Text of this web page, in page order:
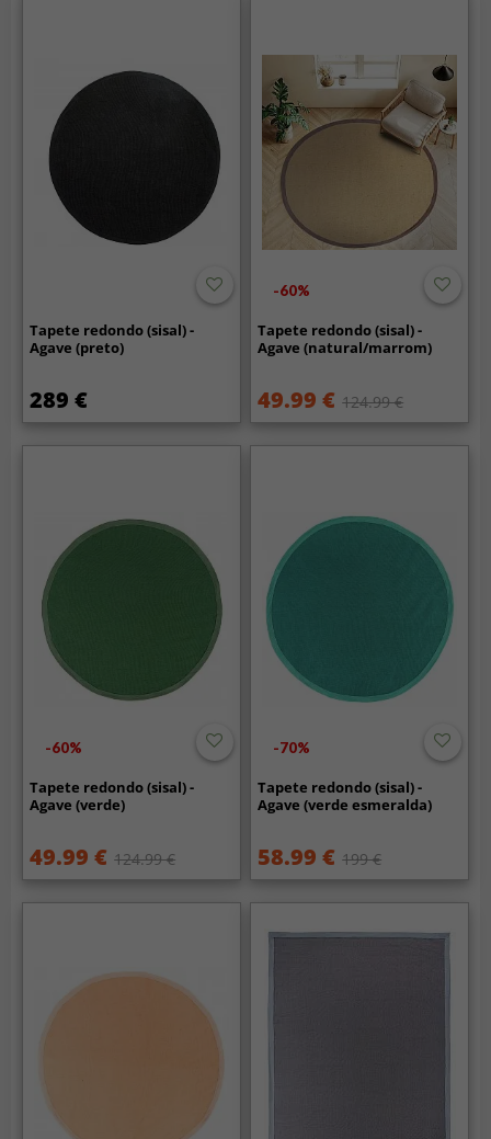
Tapete redondo (sisal) -
Agave (preto)
289 €
-60%
Tapete redondo (sisal) -
Agave (natural/marrom)
49.99 € 124.99 €
-60%
Tapete redondo (sisal) -
Agave (verde)
49.99 € 124.99 €
-70%
Tapete redondo (sisal) -
Agave (verde esmeralda)
58.99 € 199 €